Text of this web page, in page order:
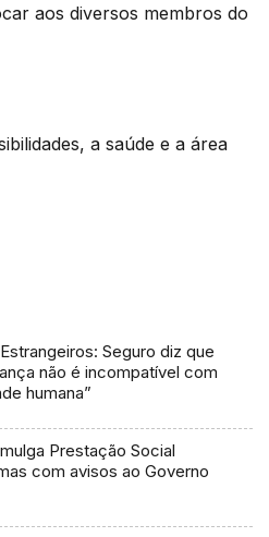
aos diversos membros do
a saúde e a área
Seguro diz que
não é incompatível com
humana”
Prestação Social
com avisos ao Governo